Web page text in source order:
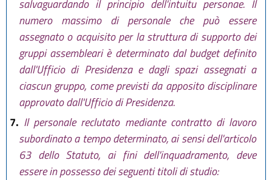
salvaguardando il principio dell'intuitu personae. Il
numero massimo di personale che può essere
assegnato o acquisito per la struttura di supporto dei
gruppi assembleari è determinato dal budget definito
dall'Ufficio di Presidenza e dagli spazi assegnati a
ciascun gruppo, come previsti da apposito disciplinare
approvato dall'Ufficio di Presidenza.
7. Il personale reclutato mediante contratto di lavoro
subordinato a tempo determinato, ai sensi dell'articolo
63 dello Statuto, ai fini dell'inquadramento, deve
essere in possesso dei seguenti titoli di studio: